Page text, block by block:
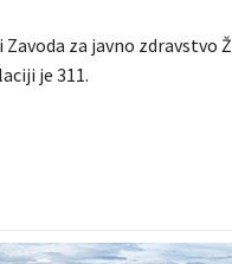
za javno zdravstvo
je 311.